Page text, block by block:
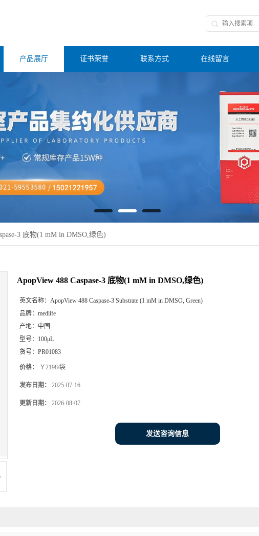
产品展厅 证书荣誉 联系方式 在线留言
3 底物(1 mM in DMSO,绿色)
ApopView 488 Caspase-3 底物(1 mM in DMSO,绿色)
英文名称： ApopView 488 Caspase-3 Substrate (1 mM in DMSO, Green)
品牌： medlife
产地： 中国
型号： 100μL
货号： PR01083
价格： ￥2198/袋
发布日期： 2025-07-16
更新日期： 2026-08-07
发送咨询信息